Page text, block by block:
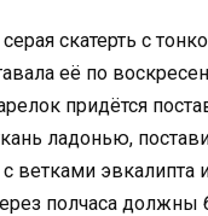
скатерть с
её по
придётся
ладонью,
ветками эвкалипта
полчаса должны